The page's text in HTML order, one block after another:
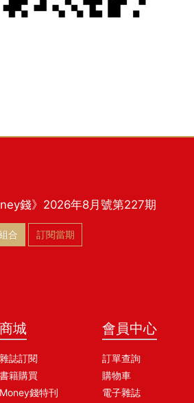
錢》2026年8月號第227期
合 訂閱當期
商城
雜誌訂閱
書籍購買
Money錢特刊
會員中心
訂單查詢
購物車
電子雜誌